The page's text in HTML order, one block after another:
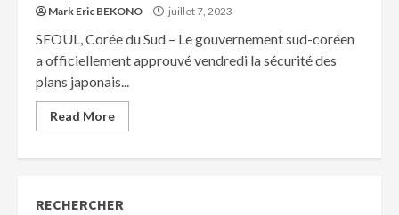
Mark Eric BEKONO juillet 7, 2023
SEOUL, Corée du Sud – Le gouvernement sud-coréen
a officiellement approuvé vendredi la sécurité des
plans japonais...
Read More
RECHERCHER